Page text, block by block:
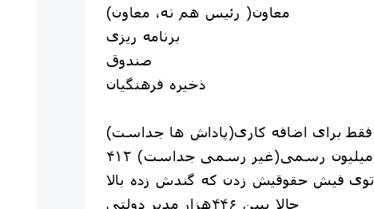
معاون( رئیس هم نه، معاون)
برنامه ریزی
صندوق
ذخیره فرهنگیان
فقط برای اضافه کاری(پاداش ها جداست)
۴۱۲ میلیون رسمی(غیر رسمی جداست)
توی فیش حقوقیش زدن که گندش زده بالا
حالا ببین ۴۴۶هزار مدیر دولتی